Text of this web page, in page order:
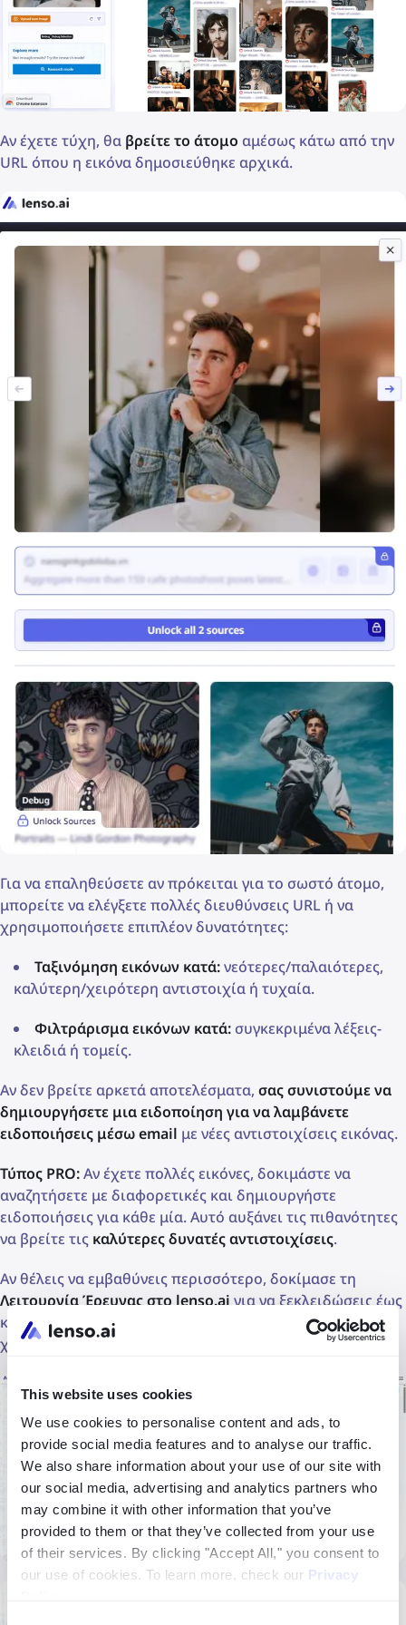
This website uses cookies
We use cookies to personalise content and ads, to
provide social media features and to analyse our traffic.
We also share information about your use of our site with
our social media, advertising and analytics partners who
may combine it with other information that you’ve
provided to them or that they’ve collected from your use
of their services. By clicking "Accept All," you consent to
our use of cookies. To learn more, check our Privacy
Αν έχετε τύχη, θα βρείτε το άτομο αμέσως κάτω από την
URL όπου η εικόνα δημοσιεύθηκε αρχικά.
Για να επαληθεύσετε αν πρόκειται για το σωστό άτομο,
μπορείτε να ελέγξετε πολλές διευθύνσεις URL ή να
χρησιμοποιήσετε επιπλέον δυνατότητες:
Ταξινόμηση εικόνων κατά:νεότερες/παλαιότερες,
καλύτερη/χειρότερη αντιστοιχία ή τυχαία.
Φιλτράρισμα εικόνων κατά: συγκεκριμένα λέξεις-
κλειδιά ή τομείς.
Αν δεν βρείτε αρκετά αποτελέσματα, σας συνιστούμε να
δημιουργήσετε μια ειδοποίηση για να λαμβάνετε
ειδοποιήσεις μέσω email με νέες αντιστοιχίσεις εικόνας.
Τύπος PRO:Αν έχετε πολλές εικόνες, δοκιμάστε να
αναζητήσετε με διαφορετικές και δημιουργήστε
ειδοποιήσεις για κάθε μία. Αυτό αυξάνει τις πιθανότητες
να βρείτε τις καλύτερες δυνατές αντιστοιχίσεις.
Αν θέλεις να εμβαθύνεις περισσότερο, δοκίμασε τη
Λειτουργία Έρευνας στο lenso.ai για να ξεκλειδώσεις έως
και 10.000 αποτελέσματα αναζήτησης εικόνων και να
χρησιμοποιήσεις προηγμένα φίλτρα.